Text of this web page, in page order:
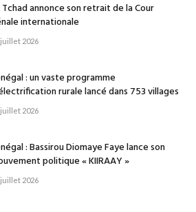
Tchad annonce son retrait de la Cour
internationale
juillet 2026
: un vaste programme
rurale lancé dans 753 villages
juillet 2026
: Bassirou Diomaye Faye lance son
politique « KIIRAAY »
juillet 2026